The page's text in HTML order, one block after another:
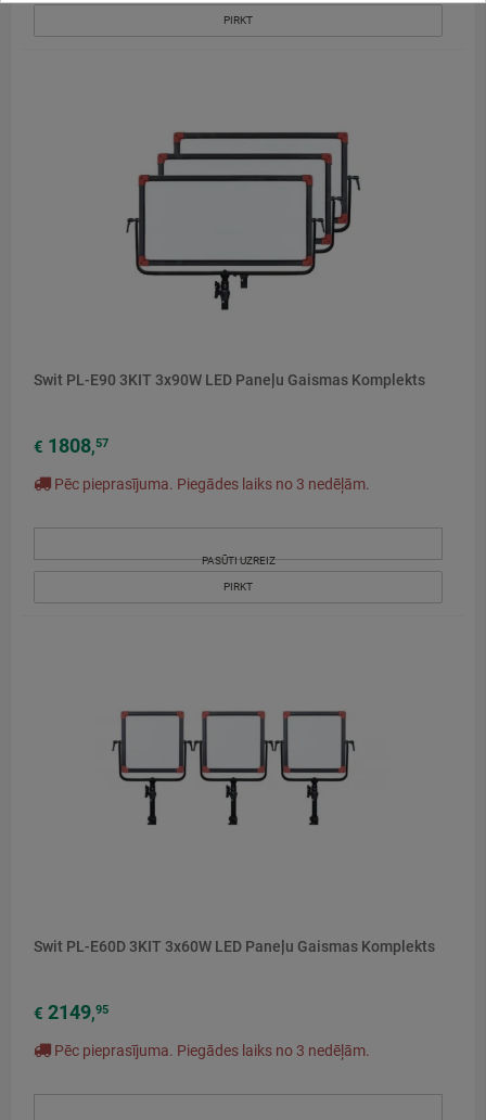
PIRKT
Swit PL-E90 3KIT 3x90W LED Paneļu Gaismas Komplekts
€ 1808,57
Pēc pieprasījuma. Piegādes laiks no 3 nedēļām.
PASŪTI UZREIZ
PIRKT
Swit PL-E60D 3KIT 3x60W LED Paneļu Gaismas Komplekts
€ 2149,95
Pēc pieprasījuma. Piegādes laiks no 3 nedēļām.